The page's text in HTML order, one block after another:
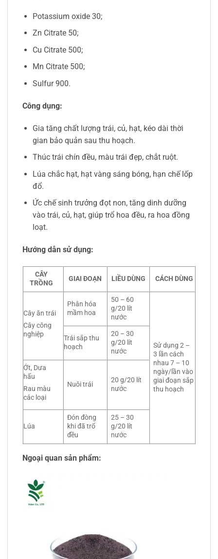
Potassium oxide 30;
Zn Citrate 50;
Cu Citrate 500;
Mn Citrate 500;
Sulfur 900.
Công dụng:
Gia tăng chất lượng trái, củ, hạt, kéo dài thời
gian bảo quản sau thu hoạch.
Thúc trái chín đều, màu trái đẹp, chắt ruột.
Lúa chắc hạt, hạt vàng sáng bóng, hạn chế lốp
đổ.
Ức chế sinh trưởng đọt non, tăng dinh dưỡng
vào trái, củ, hạt, giúp trổ hoa đều, ra hoa đồng
loạt.
Hướng dẫn sử dụng:
CÂY
TRỒNG
GIAI ĐOẠN LIỀU DÙNG CÁCH DÙNG
Cây ăn trái
Cây công
nghiệp
Phân hóa
mầm hoa
50 – 60
g/20 lít
nước
Sử dụng 2 –
3 lần cách
nhau 7 – 10
ngày/lần vào
giai đoạn sắp
thu hoạch
Trái sắp thu
hoạch
20 – 30
g/20 lít
nước
Ớt, Dưa
hấu
Rau màu
các loại
Nuôi trái
20 g/20 lít
nước
Lúa
Đón đòng
khi đã trổ
đều
25 – 30
g/20 lít
nước
Ngoại quan sản phẩm: